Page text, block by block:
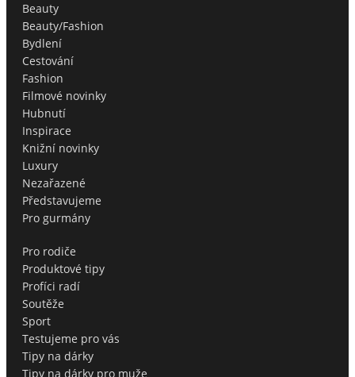
Beauty
Beauty/Fashion
Bydlení
Cestování
Fashion
Filmové novinky
Hubnutí
Inspirace
Knižní novinky
Luxury
Nezařazené
Představujeme
Pro gurmány
Pro rodiče
Produktové tipy
Profíci radí
Soutěže
Sport
Testujeme pro vás
Tipy na dárky
Tipy na dárky pro muže